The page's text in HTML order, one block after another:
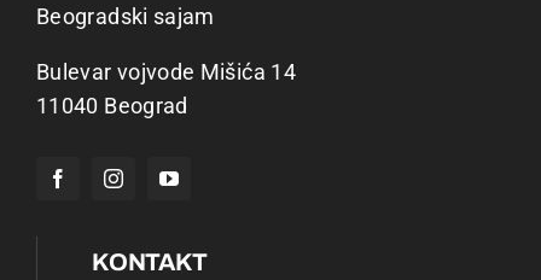
Beogradski sajam
Bulevar vojvode Mišića 14
11040 Beograd
KONTAKT